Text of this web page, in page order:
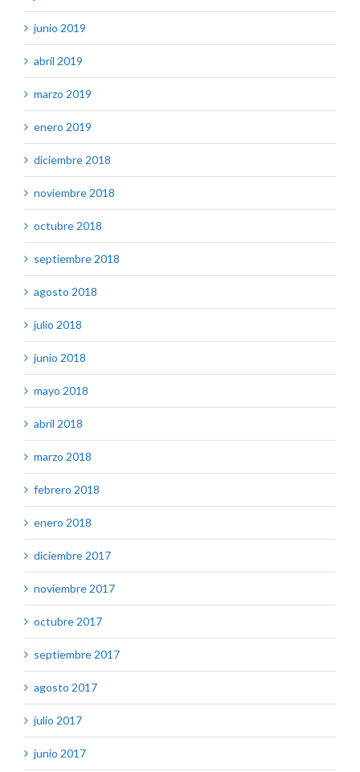
junio 2019
abril 2019
marzo 2019
enero 2019
diciembre 2018
noviembre 2018
octubre 2018
septiembre 2018
agosto 2018
julio 2018
junio 2018
mayo 2018
abril 2018
marzo 2018
febrero 2018
enero 2018
diciembre 2017
noviembre 2017
octubre 2017
septiembre 2017
agosto 2017
julio 2017
junio 2017